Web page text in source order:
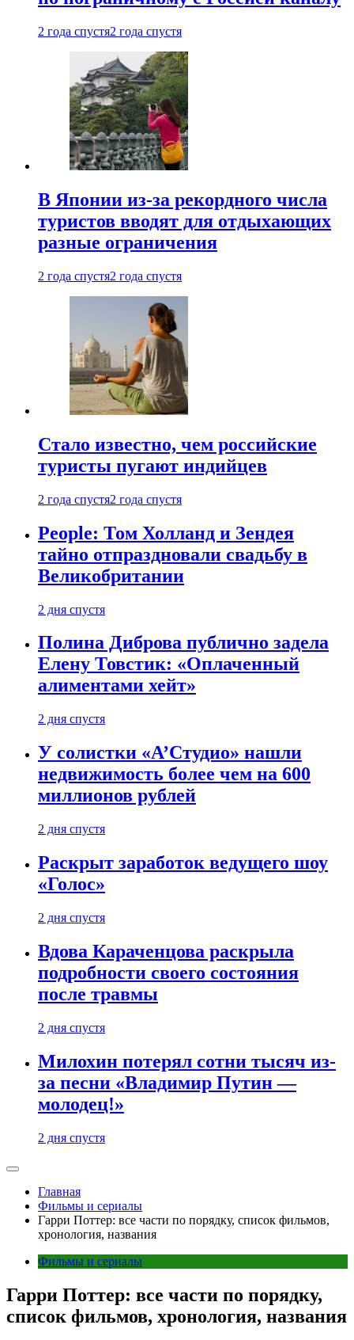
2 года спустя2 года спустя
В Японии из-за рекордного числа
туристов вводят для отдыхающих
разные ограничения
2 года спустя2 года спустя
Стало известно, чем российские
туристы пугают индийцев
2 года спустя2 года спустя
People: Том Холланд и Зендея
тайно отпраздновали свадьбу в
Великобритании
2 дня спустя
Полина Диброва публично задела
Елену Товстик: «Оплаченный
алиментами хейт»
2 дня спустя
У солистки «А’Студио» нашли
недвижимость более чем на 600
миллионов рублей
2 дня спустя
Раскрыт заработок ведущего шоу
«Голос»
2 дня спустя
Вдова Караченцова раскрыла
подробности своего состояния
после травмы
2 дня спустя
Милохин потерял сотни тысяч из-
за песни «Владимир Путин —
молодец!»
2 дня спустя
Главная
Фильмы и сериалы
Гарри Поттер: все части по порядку, список фильмов,
хронология, названия
Фильмы и сериалы
Гарри Поттер: все части по порядку,
список фильмов, хронология, названия